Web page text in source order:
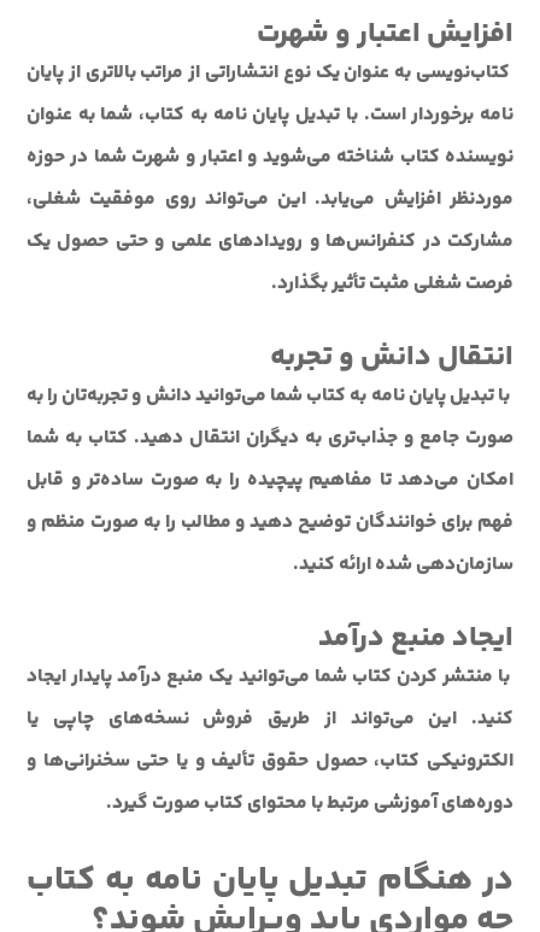
افزایش اعتبار و شهرت
کتاب‌نویسی به عنوان یک نوع انتشاراتی از مراتب بالاتری از پایان
نامه برخوردار است. با تبدیل پایان نامه به کتاب، شما به عنوان
نویسنده کتاب شناخته می‌شوید و اعتبار و شهرت شما در حوزه
موردنظر افزایش می‌یابد. این می‌تواند روی موفقیت شغلی،
مشارکت در کنفرانس‌ها و رویدادهای علمی و حتی حصول یک
فرصت شغلی مثبت تأثیر بگذارد.
انتقال دانش و تجربه
با تبدیل پایان نامه به کتاب شما می‌توانید دانش و تجربه‌تان را به
صورت جامع و جذاب‌تری به دیگران انتقال دهید. کتاب به شما
امکان می‌دهد تا مفاهیم پیچیده را به صورت ساده‌تر و قابل
فهم برای خوانندگان توضیح دهید و مطالب را به صورت منظم و
سازمان‌دهی شده ارائه کنید.
ایجاد منبع درآمد
با منتشر کردن کتاب شما می‌توانید یک منبع درآمد پایدار ایجاد
کنید. این می‌تواند از طریق فروش نسخه‌های چاپی یا
الکترونیکی کتاب، حصول حقوق تألیف و یا حتی سخنرانی‌ها و
دوره‌های آموزشی مرتبط با محتوای کتاب صورت گیرد.
در هنگام تبدیل پایان نامه به کتاب
چه مواردی باید ویرایش شوند؟